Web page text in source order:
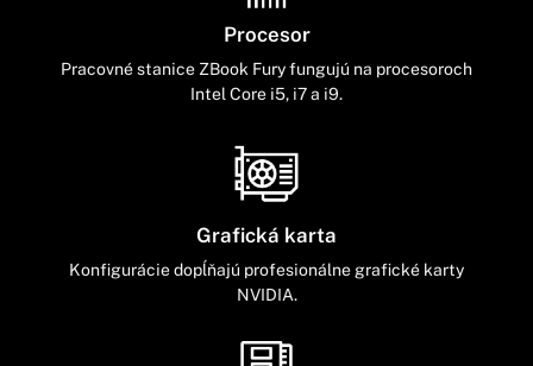
Procesor
Pracovné stanice ZBook Fury fungujú na procesoroch
Intel Core i5, i7 a i9.
Grafická karta
Konfigurácie dopĺňajú profesionálne grafické karty
NVIDIA.